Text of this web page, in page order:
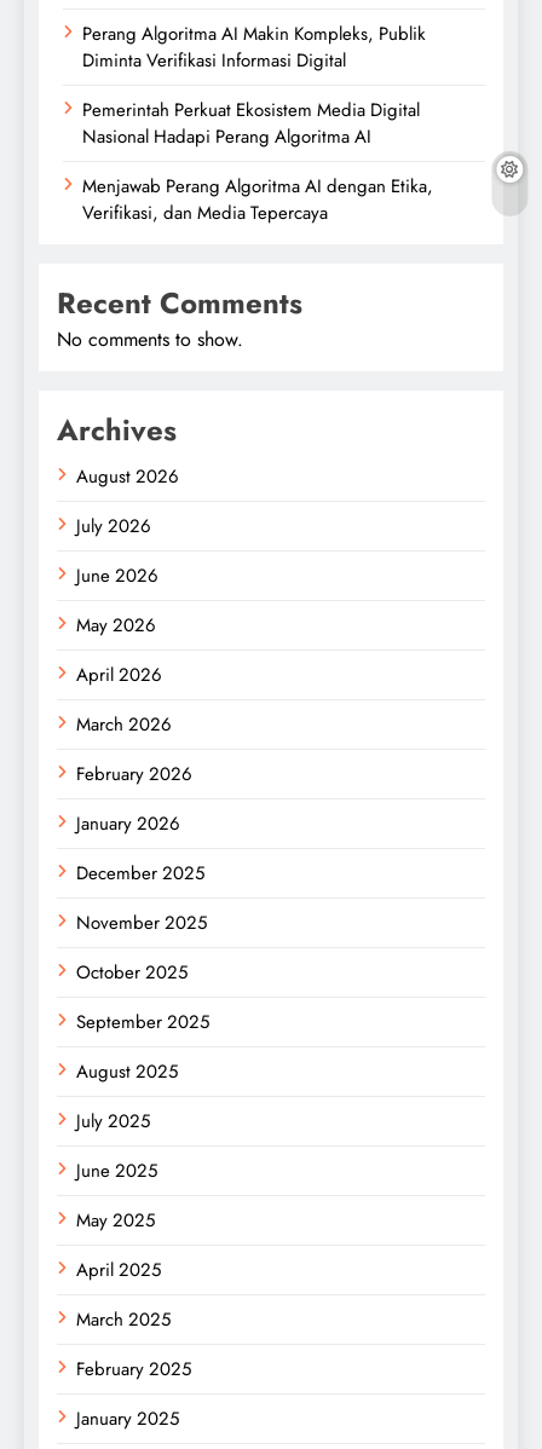
Perang Algoritma AI Makin Kompleks, Publik
Diminta Verifikasi Informasi Digital
Pemerintah Perkuat Ekosistem Media Digital
Nasional Hadapi Perang Algoritma AI
Menjawab Perang Algoritma AI dengan Etika,
Verifikasi, dan Media Tepercaya
Recent Comments
No comments to show.
Archives
August 2026
July 2026
June 2026
May 2026
April 2026
March 2026
February 2026
January 2026
December 2025
November 2025
October 2025
September 2025
August 2025
July 2025
June 2025
May 2025
April 2025
March 2025
February 2025
January 2025